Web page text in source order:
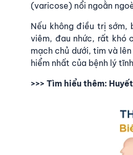
(varicose) nổi ngoằn
Nếu không điều trị sớm,
viêm, đau nhức, rất khó
mạch chủ dưới, tim và
hiểm nhất của bệnh lý
>>> Tìm hiểu thêm: